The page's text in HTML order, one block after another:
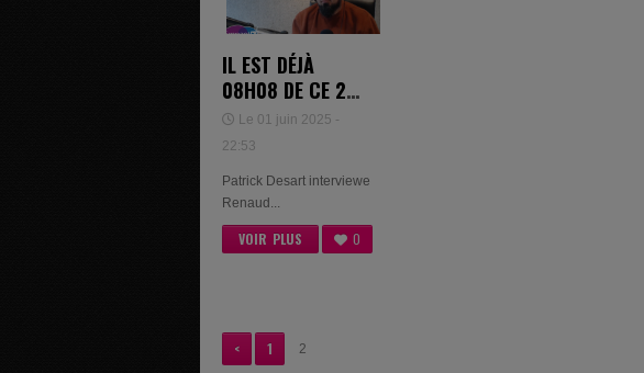
IL EST DÉJÀ
08H08 DE CE 27
MAI 2025 -
Le 01 juin 2025 -
22:53
Patrick Desart interviewe
Renaud...
VOIR PLUS 0
< 1 2